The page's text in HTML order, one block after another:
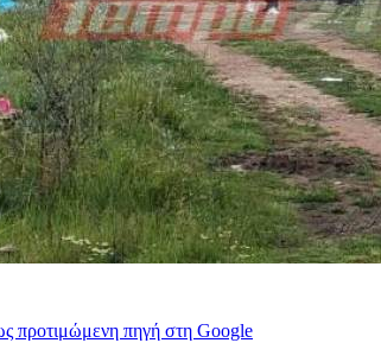
προτιμώμενη πηγή στη Google